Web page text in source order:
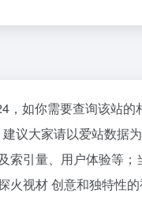
如你需要查询该站的
议大家请以爱站数据
引量、用户体验等
视材 创意和独特性